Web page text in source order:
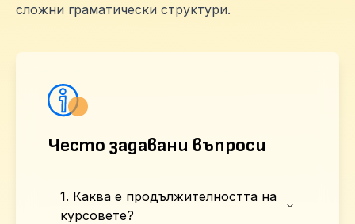
сложни граматически структури.
Често задавани въпроси
1. Каква е продължителността на
курсовете?